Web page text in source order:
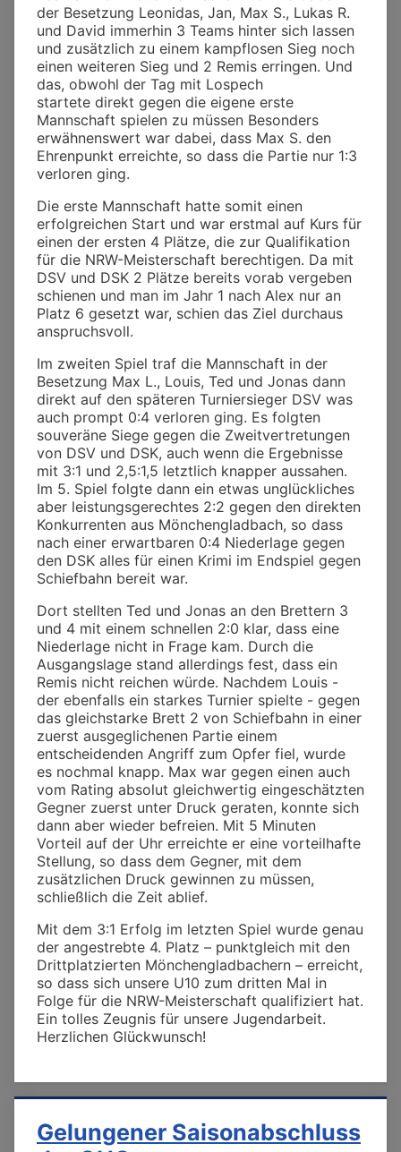
der Besetzung Leonidas, Jan, Max S., Lukas R.
und David immerhin 3 Teams hinter sich lassen
und zusätzlich zu einem kampflosen Sieg noch
einen weiteren Sieg und 2 Remis erringen. Und
das, obwohl der Tag mit Lospech
startete direkt gegen die eigene erste
Mannschaft spielen zu müssen Besonders
erwähnenswert war dabei, dass Max S. den
Ehrenpunkt erreichte, so dass die Partie nur 1:3
verloren ging.
Die erste Mannschaft hatte somit einen
erfolgreichen Start und war erstmal auf Kurs für
einen der ersten 4 Plätze, die zur Qualifikation
für die NRW-Meisterschaft berechtigen. Da mit
DSV und DSK 2 Plätze bereits vorab vergeben
schienen und man im Jahr 1 nach Alex nur an
Platz 6 gesetzt war, schien das Ziel durchaus
anspruchsvoll.
Im zweiten Spiel traf die Mannschaft in der
Besetzung Max L., Louis, Ted und Jonas dann
direkt auf den späteren Turniersieger DSV was
auch prompt 0:4 verloren ging. Es folgten
souveräne Siege gegen die Zweitvertretungen
von DSV und DSK, auch wenn die Ergebnisse
mit 3:1 und 2,5:1,5 letztlich knapper aussahen.
Im 5. Spiel folgte dann ein etwas unglückliches
aber leistungsgerechtes 2:2 gegen den direkten
Konkurrenten aus Mönchengladbach, so dass
nach einer erwartbaren 0:4 Niederlage gegen
den DSK alles für einen Krimi im Endspiel gegen
Schiefbahn bereit war.
Dort stellten Ted und Jonas an den Brettern 3
und 4 mit einem schnellen 2:0 klar, dass eine
Niederlage nicht in Frage kam. Durch die
Ausgangslage stand allerdings fest, dass ein
Remis nicht reichen würde. Nachdem Louis -
der ebenfalls ein starkes Turnier spielte - gegen
das gleichstarke Brett 2 von Schiefbahn in einer
zuerst ausgeglichenen Partie einem
entscheidenden Angriff zum Opfer fiel, wurde
es nochmal knapp. Max war gegen einen auch
vom Rating absolut gleichwertig eingeschätzten
Gegner zuerst unter Druck geraten, konnte sich
dann aber wieder befreien. Mit 5 Minuten
Vorteil auf der Uhr erreichte er eine vorteilhafte
Stellung, so dass dem Gegner, mit dem
zusätzlichen Druck gewinnen zu müssen,
schließlich die Zeit ablief.
Mit dem 3:1 Erfolg im letzten Spiel wurde genau
der angestrebte 4. Platz – punktgleich mit den
Drittplatzierten Mönchengladbachern – erreicht,
so dass sich unsere U10 zum dritten Mal in
Folge für die NRW-Meisterschaft qualifiziert hat.
Ein tolles Zeugnis für unsere Jugendarbeit.
Herzlichen Glückwunsch!
Gelungener Saisonabschluss